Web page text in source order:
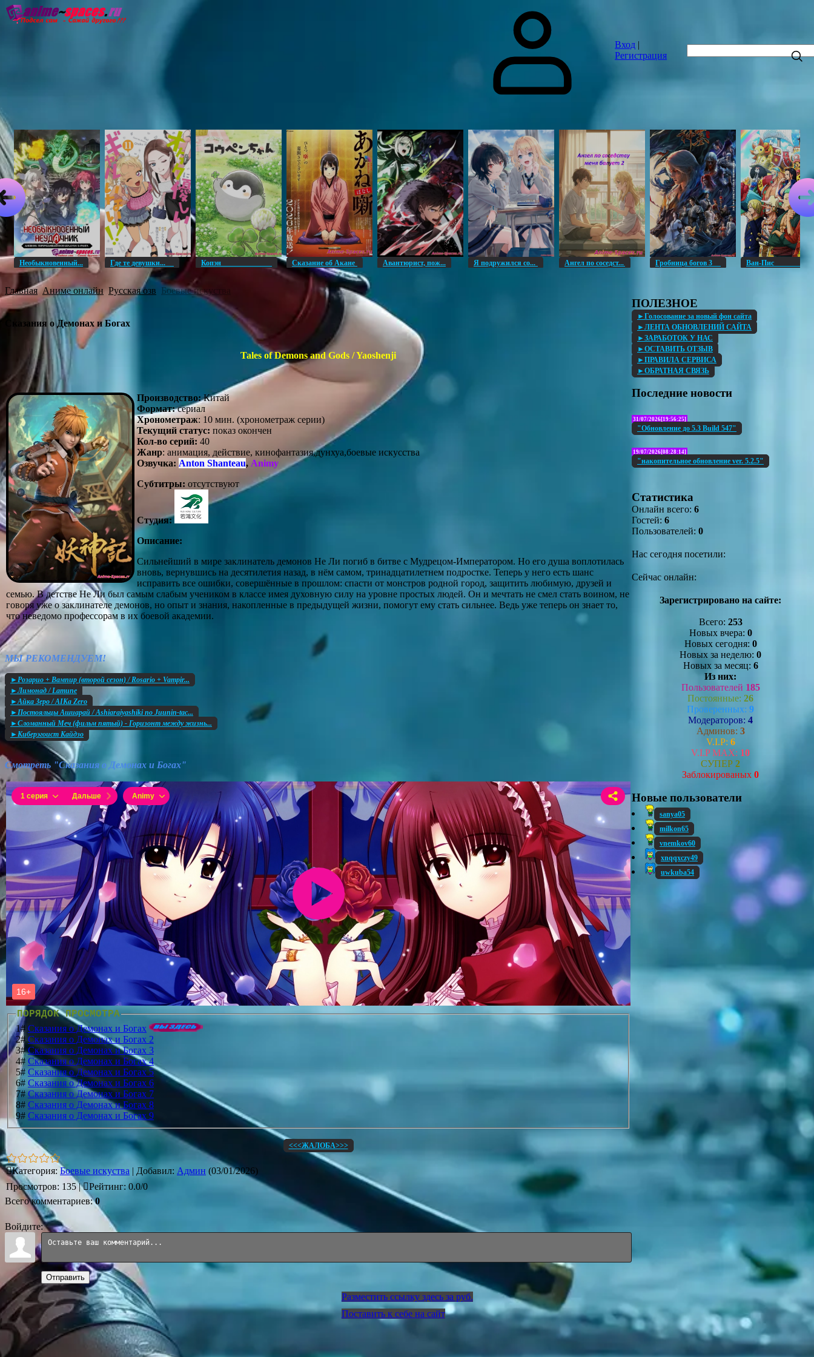
Вход |
Регистрация
Необыкновенный... Где те девушки... Копэн Сказание об Акане Авантюрист, пож... Я подружился со... Ангел по соседст... Гробница богов 3 Ван-
Главная Аниме онлайн Русская озв Боевые искуства
Сказания о Демонах и Богах
Tales of Demons and Gods / Yaoshenji
Производство:Китай
Формат:сериал
Хронометраж: 10 мин. (хронометраж серии)
Текущий статус: показ окончен
Кол-во серий: 40
Жанр: анимация, действие, кинофантазия,дунхуа,боевые искусства
Озвучка: Anton Shanteau, Animy
Субтитры: отсутствуют
Студия:
Описание:
Сильнейший в мире заклинатель демонов Не Ли погиб в битве с Мудрецом-Императором. Но его душа воплотилась
вновь, вернувшись на десятилетия назад, в нём самом, тринадцатилетнем подростке. Теперь у него есть шанс
исправить все ошибки, совершённые в прошлом: спасти от монстров родной город, защитить любимую, друзей и
семью. В детстве Не Ли был самым слабым учеником в классе имея духовную силу на уровне простых людей. Он и мечтать не смел стать воином, не
говоря уже о заклинателе демонов, но опыт и знания, накопленные в предыдущей жизни, помогут ему стать сильнее. Ведь уже теперь он знает то,
что неведомо профессорам в их боевой академии.
МЫ РЕКОМЕНДУЕМ!
►Розарио + Вампир (второй сезон) / Rosario + Vampir...
►Лимонад / Lamune
►Айка Зеро / AIKa Zero
►Постояльцы Ашиарай / Ashiaraiyashiki no Juunin-tac...
►Сломанный Меч (фильм пятый) - Горизонт между жизнь...
►Киберэгоист Кайдзо
Смотреть "Сказания о Демонах и Богах"
ПОРЯДОК ПРОСМОТРА
1# Сказания о Демонах и Богах
2# Сказания о Демонах и Богах 2
3#Сказания о Демонах и Богах 3
4# Сказания о Демонах и Богах 4
5# Сказания о Демонах и Богах 5
6# Сказания о Демонах и Богах 6
7#Сказания о Демонах и Богах 7
8# Сказания о Демонах и Богах 8
9# Сказания о Демонах и Богах 9
<<<ЖАЛОБА>>>
Категория: Боевые искуства | Добавил: Админ (03/01/2026)
Просмотров: 135 | Рейтинг: 0.0/0
Всего комментариев:0
Войдите:
Отправить
ПОЛЕЗНОЕ
►Голосование за новый фон сайта
►ЛЕНТА ОБНОВЛЕНИЙ САЙТА
►ЗАРАБОТОК У НАС
►ОСТАВИТЬ ОТЗЫВ
►ПРАВИЛА СЕРВИСА
►ОБРАТНАЯ СВЯЗЬ
Последние новости
31/07/2026[19:56:25]
"Обновление до 5.3 Build 547"
19/07/2026[08:28:14]
"накопительное обновление ver. 5.2.5"
Статистика
Онлайн всего: 6
Гостей: 6
Пользователей: 0
Нас сегодня посетили:
Сейчас онлайн:
Зарегистрировано на сайте:
Всего: 253
Новых вчера: 0
Новых сегодня: 0
Новых за неделю: 0
Новых за месяц: 6
Из них:
Пользователей 185
Постоянные: 26
Проверенных: 9
Модераторов: 4
Админов: 3
V.I.P: 6
V.I.P MAX: 10
СУПЕР 2
Заблокированых 0
Новые пользователи
sanya05
milkon65
vnemkov60
xnqqxczy49
uwkuba54
Разместить ссылку здесь за руб.
Поставить к себе на сайт